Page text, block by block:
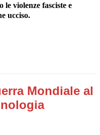
le violenze fasciste e
ucciso.
Mondiale al